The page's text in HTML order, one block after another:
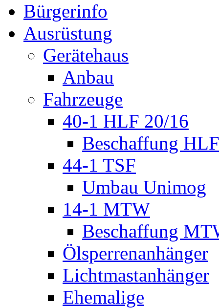
Bürgerinfo
Ausrüstung
Gerätehaus
Anbau
Fahrzeuge
40-1 HLF 20/16
Beschaffung HLF
44-1 TSF
Umbau Unimog
14-1 MTW
Beschaffung
Ölsperrenanhänger
Lichtmastanhänger
Ehemalige